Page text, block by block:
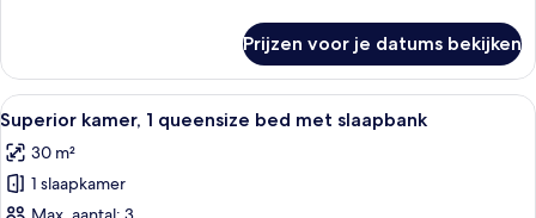
1
tweepersoonsbed
Prijzen voor je datums bekijken
Alle
foto's
voor
Superior
Superior kamer, 1 queensize bed
8
Superior kamer, 1 queensize bed met slaapbank
30 m²
1 slaapkamer